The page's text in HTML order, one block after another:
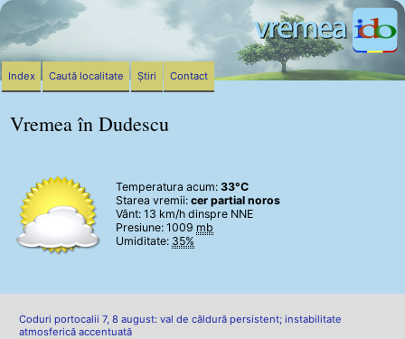
Vremea în Dudescu
Temperatura acum: 33°C
Starea vremii: cer partial noros
Vânt: 13 km/h dinspre NNE
Presiune: 1009 mb
Umiditate: 35%
Coduri portocalii 7, 8 august: val de căldură persistent; instabilitate
atmosferică accentuată
Index Caută localitate Știri Contact